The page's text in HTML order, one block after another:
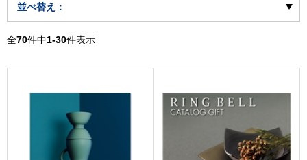
並べ替え：
全70件中1-30件表示